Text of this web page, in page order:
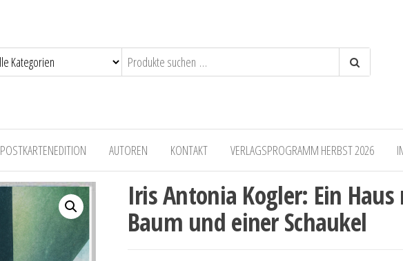
POSTKARTENEDITION AUTOREN KONTAKT VERLAGSPROGRAMM HERBST 2026
Iris Antonia Kogler: Ein
Baum und einer Schaukel